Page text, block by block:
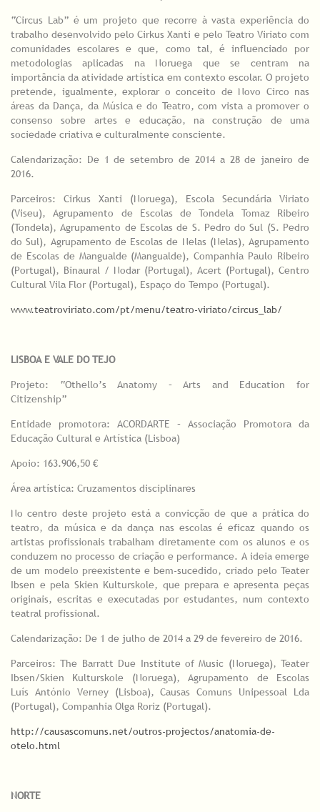
“Circus Lab” é um projeto que recorre à vasta experiência do
trabalho desenvolvido pelo Cirkus Xanti e pelo Teatro Viriato com
comunidades escolares e que, como tal, é influenciado por
metodologias aplicadas na Noruega que se centram na
importância da atividade artística em contexto escolar. O projeto
pretende, igualmente, explorar o conceito de Novo Circo nas
áreas da Dança, da Música e do Teatro, com vista a promover o
consenso sobre artes e educação, na construção de uma
sociedade criativa e culturalmente consciente.
Calendarização: De 1 de setembro de 2014 a 28 de janeiro de
2016.
Parceiros: Cirkus Xanti (Noruega), Escola Secundária Viriato
(Viseu), Agrupamento de Escolas de Tondela Tomaz Ribeiro
(Tondela), Agrupamento de Escolas de S. Pedro do Sul (S. Pedro
do Sul), Agrupamento de Escolas de Nelas (Nelas), Agrupamento
de Escolas de Mangualde (Mangualde), Companhia Paulo Ribeiro
(Portugal), Binaural / Nodar (Portugal), Acert (Portugal), Centro
Cultural Vila Flor (Portugal), Espaço do Tempo (Portugal).
www.teatroviriato.com/pt/menu/teatro-viriato/circus_lab/
LISBOA E VALE DO TEJO
Projeto: “Othello’s Anatomy – Arts and Education for
Citizenship”
Entidade promotora: ACORDARTE – Associação Promotora da
Educação Cultural e Artística (Lisboa)
Apoio: 163.906,50 €
Área artística: Cruzamentos disciplinares
No centro deste projeto está a convicção de que a prática do
teatro, da música e da dança nas escolas é eficaz quando os
artistas profissionais trabalham diretamente com os alunos e os
conduzem no processo de criação e performance. A ideia emerge
de um modelo preexistente e bem-sucedido, criado pelo Teater
Ibsen e pela Skien Kulturskole, que prepara e apresenta peças
originais, escritas e executadas por estudantes, num contexto
teatral profissional.
Calendarização: De 1 de julho de 2014 a 29 de fevereiro de 2016.
Parceiros: The Barratt Due Institute of Music (Noruega), Teater
Ibsen/Skien Kulturskole (Noruega), Agrupamento de Escolas
Luís António Verney (Lisboa), Causas Comuns Unipessoal Lda
(Portugal), Companhia Olga Roriz (Portugal).
http://causascomuns.net/outros-projectos/anatomia-de-
otelo.html
NORTE